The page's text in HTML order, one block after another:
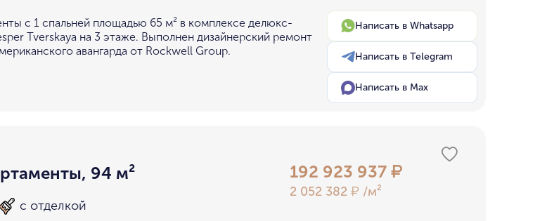
с 1 спальней площадью 65 м² в комплексе делюкс-
Tverskaya на 3 этаже. Выполнен дизайнерский ремонт
авангарда от Rockwell Group.
Написать в Whatsapp
Написать в Telegram
Написать в Max
94 м²
с отделкой
192 923 937 ₽
2 052 382 ₽ /м²